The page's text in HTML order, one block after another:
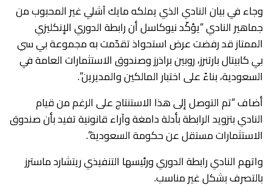
وجاء في بيان النادي الذي يملكه مايك آشلي غير المحبوب من
جماهير النادي “يؤكّد نيوكاسل أن رابطة الدوري الإنكليزي
الممتاز قد رفضت عرض استحواذ تقدّمت به مجموعة بي سي
بي كابيتال بارتنرز، روبين براذرز وصندوق الاستثمارات العامة في
السعودية، بناءً على اختبار المالكين والمديرين”.
أضاف “تم التوصل إلى هذا الاستنتاج على الرغم من قيام
النادي بتزويد الرابطة بأدلة دامغة وآراء قانونية تفيد بأن صندوق
الاستثمارات مستقل عن حكومة السعودية”.
واتهم النادي رابطة الدوري ورئيسها التنفيذي ريتشارد ماسترز
بالتصرف بشكل غير مناسب.